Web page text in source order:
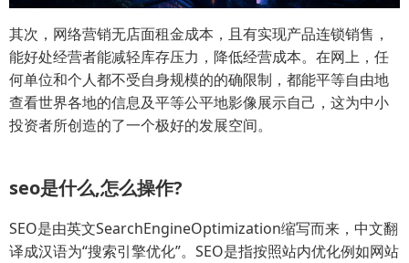
其次，网络营销无店面租金成本，且有实现产品连锁销售，
能好处经营者能减轻库存压力，降低经营成本。在网上，任
何单位和个人都不受自身规模的的确限制，都能平等自由地
查看世界各地的信息及平等公平地影像展示自己，这为中小
投资者所创造的了一个极好的发展空间。
seo是什么,怎么操作?
SEO是由英文SearchEngineOptimization缩写而来，中文翻
译成汉语为“搜索引擎优化”。SEO是指按照站内优化例如网站